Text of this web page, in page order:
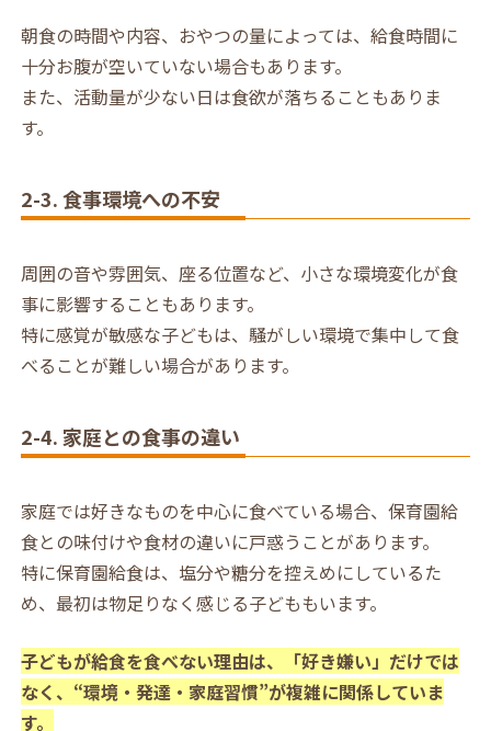
朝食の時間や内容、おやつの量によっては、給食時間に
十分お腹が空いていない場合もあります。
また、活動量が少ない日は食欲が落ちることもありま
す。
2-3. 食事環境への不安
周囲の音や雰囲気、座る位置など、小さな環境変化が食
事に影響することもあります。
特に感覚が敏感な子どもは、騒がしい環境で集中して食
べることが難しい場合があります。
2-4. 家庭との食事の違い
家庭では好きなものを中心に食べている場合、保育園給
食との味付けや食材の違いに戸惑うことがあります。
特に保育園給食は、塩分や糖分を控えめにしているた
め、最初は物足りなく感じる子どももいます。
子どもが給食を食べない理由は、「好き嫌い」だけでは
なく、“環境・発達・家庭習慣”が複雑に関係していま
す。